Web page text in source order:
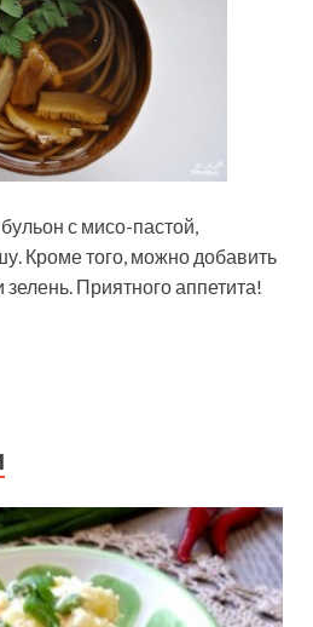
с мисо-пастой,
Кроме того, можно добавить
зелень. Приятного аппетита!